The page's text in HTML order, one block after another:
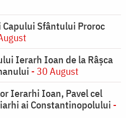
Sfântului Proroc
Ierarh Ioan de la Râșca
- 30 August
Ierarhi Ioan, Pavel cel
ai Constantinopolului -